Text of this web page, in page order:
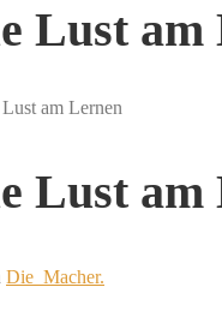
Lust am
am Lernen
Lust am
Die_Macher.